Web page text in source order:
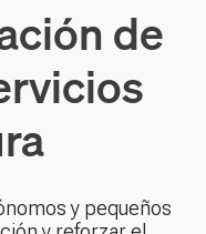
de
y pequeños